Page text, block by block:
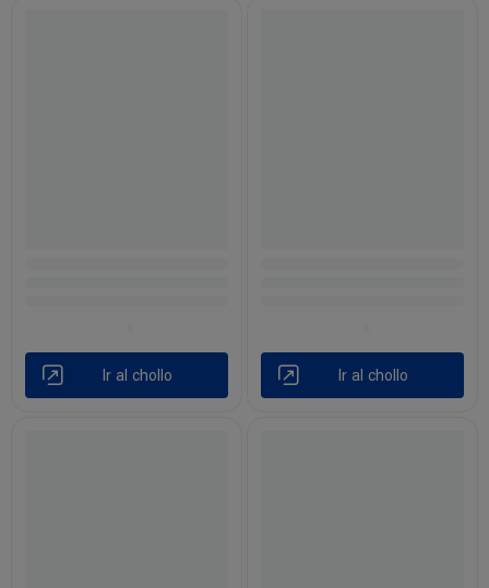
Ir al chollo Ir al chollo